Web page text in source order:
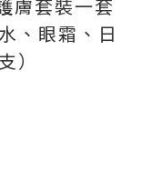
膚套裝一套
、眼霜、日
）